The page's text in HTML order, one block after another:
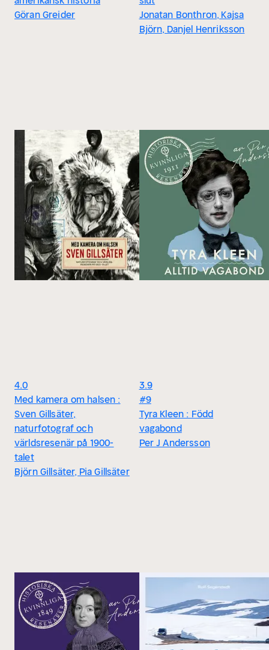
Göran Greider
Jonatan Bonthron, Kajsa
Björn, Danjel Henriksson
4.0
Med kamera om halsen :
Sven Gillsäter,
naturfotograf och
världsresenär på 1900-
talet
Björn Gillsäter, Pia Gillsäter
3.9
#9
Tyra Kleen : Född
vagabond
Per J Andersson